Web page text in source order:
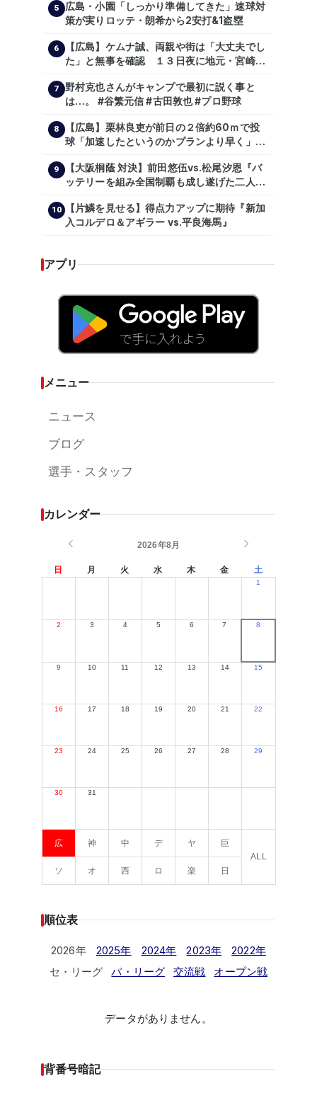
5
広島・小園「しっかり準備してきた」速球対
策が実りロッテ・朗希から2安打&1盗塁
6
【広島】ケムナ誠、両親や街は「大丈夫でし
た」と無事を確認 １３日夜に地元・宮崎県
7
野村克也さんがキャンプで最初に説く事と
は…。 #谷繁元信 #古田敦也 #プロ野球
8
【広島】栗林良吏が前日の２倍約60ｍで投
球「加速したというのかプランより早く」自
9
【大阪桐蔭 対決】前田悠伍vs.松尾汐恩『バ
ッテリーを組み全国制覇も成し遂げた二人
10
【片鱗を見せる】得点力アップに期待『新加
入コルデロ＆アギラー vs.平良海馬』
アプリ
メニュー
ニュース
ブログ
選手・スタッフ
カレンダー
2026年8月
日 月 火 水 木 金 土
1
2 3 4 5 6 7 8
9 10 11 12 13 14 15
16 17 18 19 20 21 22
23 24 25 26 27 28 29
30 31
広 神 中 デ ヤ
巨
ALL
ソ
オ 西 ロ 楽 日
順位表
2026年 2025年 2024年 2023年
2022年
セ・リーグ
パ・リーグ 交流戦 オープン戦
データがありません。
背番号暗記